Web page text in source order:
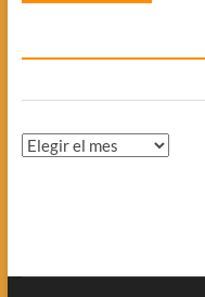
Archivos